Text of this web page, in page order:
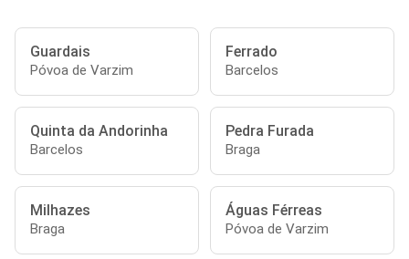
Guardais
Póvoa de Varzim
Ferrado
Barcelos
Quinta da Andorinha
Barcelos
Pedra Furada
Braga
Milhazes
Braga
Águas Férreas
Póvoa de Varzim